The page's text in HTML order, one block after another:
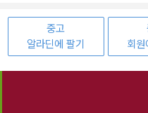
중고
알라딘에 팔기
회원